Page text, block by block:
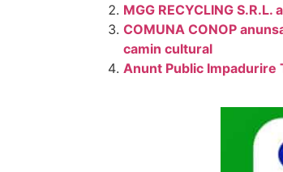
MGG RECYCLING
COMUNA CONOP
camin cultural
Anunt Public Impadurire